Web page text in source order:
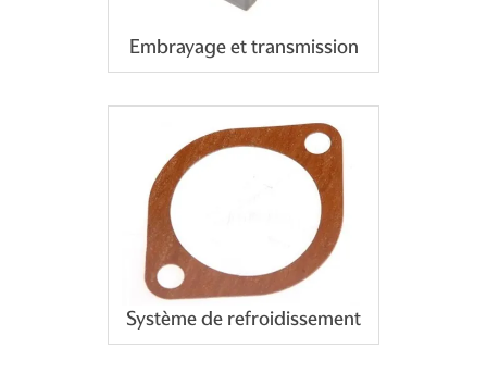
Embrayage et transmission
Système de refroidissement